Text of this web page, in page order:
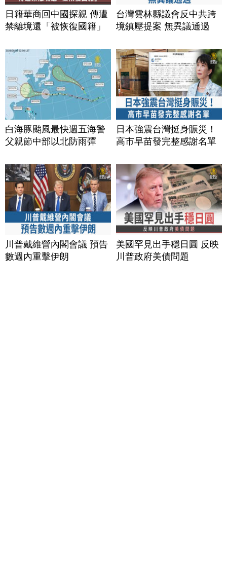
日籍華商回中國探親 傳遭
禁離境還「被恢復國籍」
台灣雲林縣議會反中共跨
境鎮壓提案 無異議通過
白海豚颱風最快週五海警
父親節中部以北防雨彈
日本強震台灣挺身賑災！
高市早苗發完整感謝名單
川普戴維營內閣會議 預告
數週內重擊伊朗
美國罕見出手穩日圓 反映
川普政府美債問題